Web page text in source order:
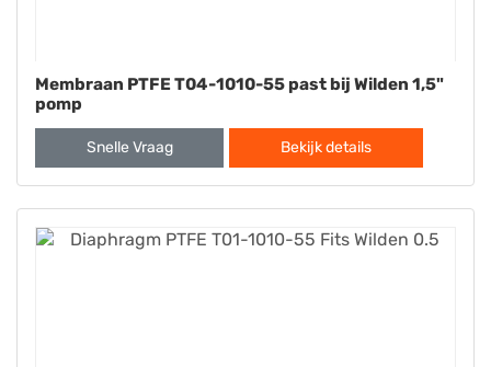
Membraan PTFE T04-1010-55 past bij Wilden 1,5"
pomp
Snelle Vraag Bekijk details